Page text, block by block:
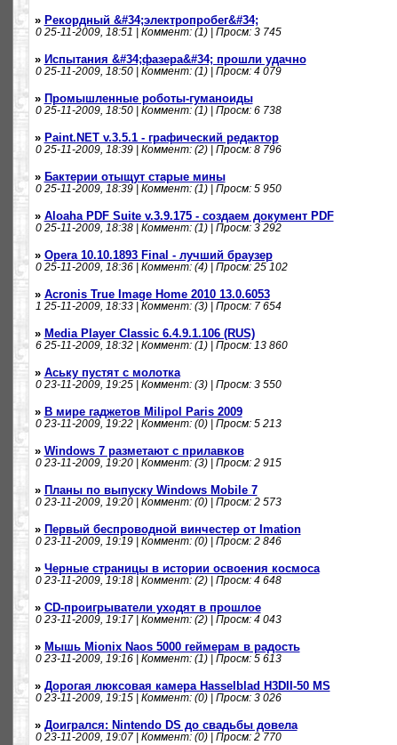
» Рекордный &#34;электропробег&#34;
025-11-2009, 18:51 | Коммент: (1) | Просм: 3 745
» Испытания &#34;фазера&#34; прошли удачно
025-11-2009, 18:50 | Коммент: (1) | Просм: 4 079
» Промышленные роботы-гуманоиды
025-11-2009, 18:50 | Коммент: (1) | Просм: 6 738
» Paint.NET v.3.5.1 - графический редактор
025-11-2009, 18:39 | Коммент: (2) | Просм: 8 796
» Бактерии отыщут старые мины
025-11-2009, 18:39 | Коммент: (1) | Просм: 5 950
» Aloaha PDF Suite v.3.9.175 - создаем документ PDF
025-11-2009, 18:38 | Коммент: (1) | Просм: 3 292
» Opera 10.10.1893 Final - лучший браузер
025-11-2009, 18:36 | Коммент: (4) | Просм: 25 102
» Acronis True Image Home 2010 13.0.6053
1 25-11-2009, 18:33 | Коммент: (3) | Просм: 7 654
» Media Player Classic 6.4.9.1.106 (RUS)
625-11-2009, 18:32 | Коммент: (1) | Просм: 13 860
» Аську пустят с молотка
023-11-2009, 19:25 | Коммент: (3) | Просм: 3 550
» В мире гаджетов Milipol Paris 2009
023-11-2009, 19:22 | Коммент: (0) | Просм: 5 213
» Windows 7 разметают с прилавков
023-11-2009, 19:20 | Коммент: (3) | Просм: 2 915
» Планы по выпуску Windows Mobile 7
023-11-2009, 19:20 | Коммент: (0) | Просм: 2 573
» Первый беспроводной винчестер от Imation
023-11-2009, 19:19 | Коммент: (0) | Просм: 2 846
» Черные страницы в истории освоения космоса
023-11-2009, 19:18 | Коммент: (2) | Просм: 4 648
» CD-проигрыватели уходят в прошлое
023-11-2009, 19:17 | Коммент: (2) | Просм: 4 043
» Мышь Mionix Naos 5000 геймерам в радость
023-11-2009, 19:16 | Коммент: (1) | Просм: 5 613
» Дорогая люксовая камера Hasselblad H3DII-50 MS
023-11-2009, 19:15 | Коммент: (0) | Просм: 3 026
» Доигрался: Nintendo DS до свадьбы довела
023-11-2009, 19:07 | Коммент: (0) | Просм: 2 770